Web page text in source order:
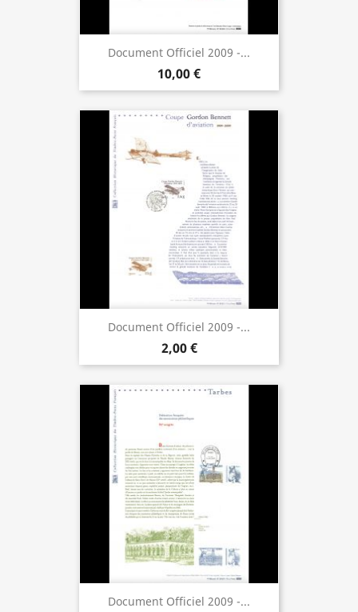
Document Officiel 2009 -...
10,00 €
Document Officiel 2009 -...
2,00 €
Document Officiel 2009 -...